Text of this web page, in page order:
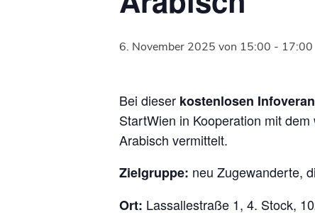
6. November 2025 von 15:00 - 17:00
Bei dieser kostenlosen
StartWien in Kooperation mit
Arabisch vermittelt.
Zielgruppe: neu Zugewanderte,
Ort: Lassallestraße 1, 4. Stock,